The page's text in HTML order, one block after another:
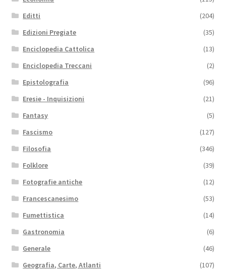
Editti
(204)
Edizioni Pregiate
(35)
Enciclopedia Cattolica
(13)
Enciclopedia Treccani
(2)
Epistolografia
(96)
Eresie - Inquisizioni
(21)
Fantasy
(5)
Fascismo
(127)
Filosofia
(346)
Folklore
(39)
Fotografie antiche
(12)
Francescanesimo
(53)
Fumettistica
(14)
Gastronomia
(6)
Generale
(46)
Geografia, Carte, Atlanti
(107)